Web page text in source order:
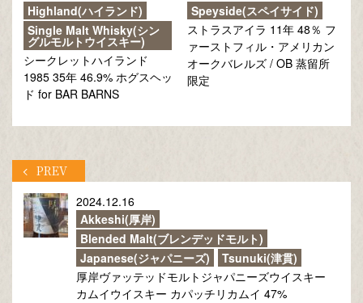
Highland(ハイランド)
Single Malt Whisky(シン
グルモルトウイスキー)
シークレットハイランド
1985 35年 46.9% ホグスヘッ
ド for BAR BARNS
Speyside(スペイサイド)
ストラスアイラ 11年 48％ フ
ァーストフィル・アメリカン
オークバレルズ / OB 蒸留所
限定
PREV
2024.12.16
Akkeshi(厚岸)
Blended Malt(ブレンデッドモルト)
Japanese(ジャパニーズ)
Tsunuki(津貫)
厚岸ヴァッテッドモルトジャパニーズウイスキー
カムイウイスキー カパッチリカムイ 47%